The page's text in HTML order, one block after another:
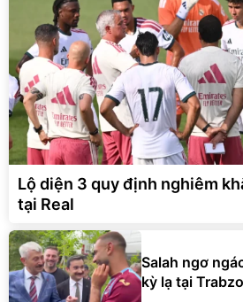
Lộ diện 3 quy định nghiêm
tại Real
Salah ngơ
kỳ lạ tại